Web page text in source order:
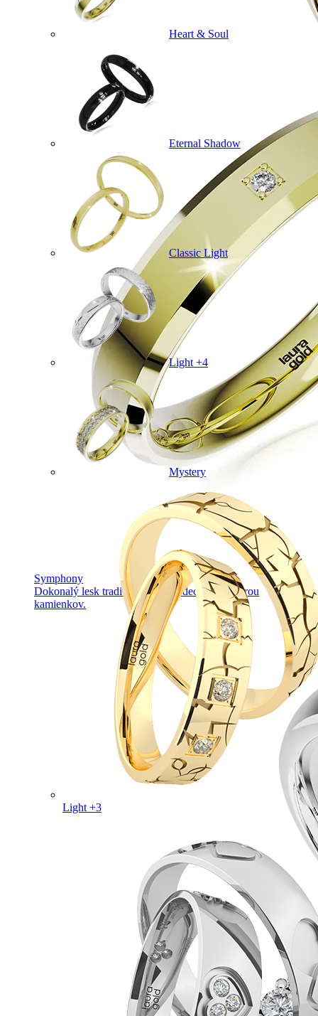
Symphony
Dokonalý lesk tradičného zlata s decentnou iskrou
kamienkov.
Heart & Soul
Eternal Shadow
Classic Light
Light +4
Mystery
Light +3